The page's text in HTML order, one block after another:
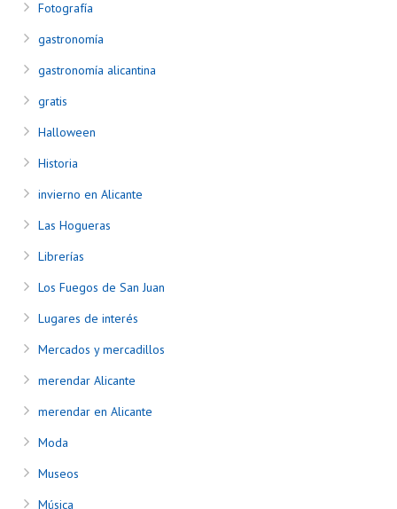
Fotografía
gastronomía
gastronomía alicantina
gratis
Halloween
Historia
invierno en Alicante
Las Hogueras
Librerías
Los Fuegos de San Juan
Lugares de interés
Mercados y mercadillos
merendar Alicante
merendar en Alicante
Moda
Museos
Música